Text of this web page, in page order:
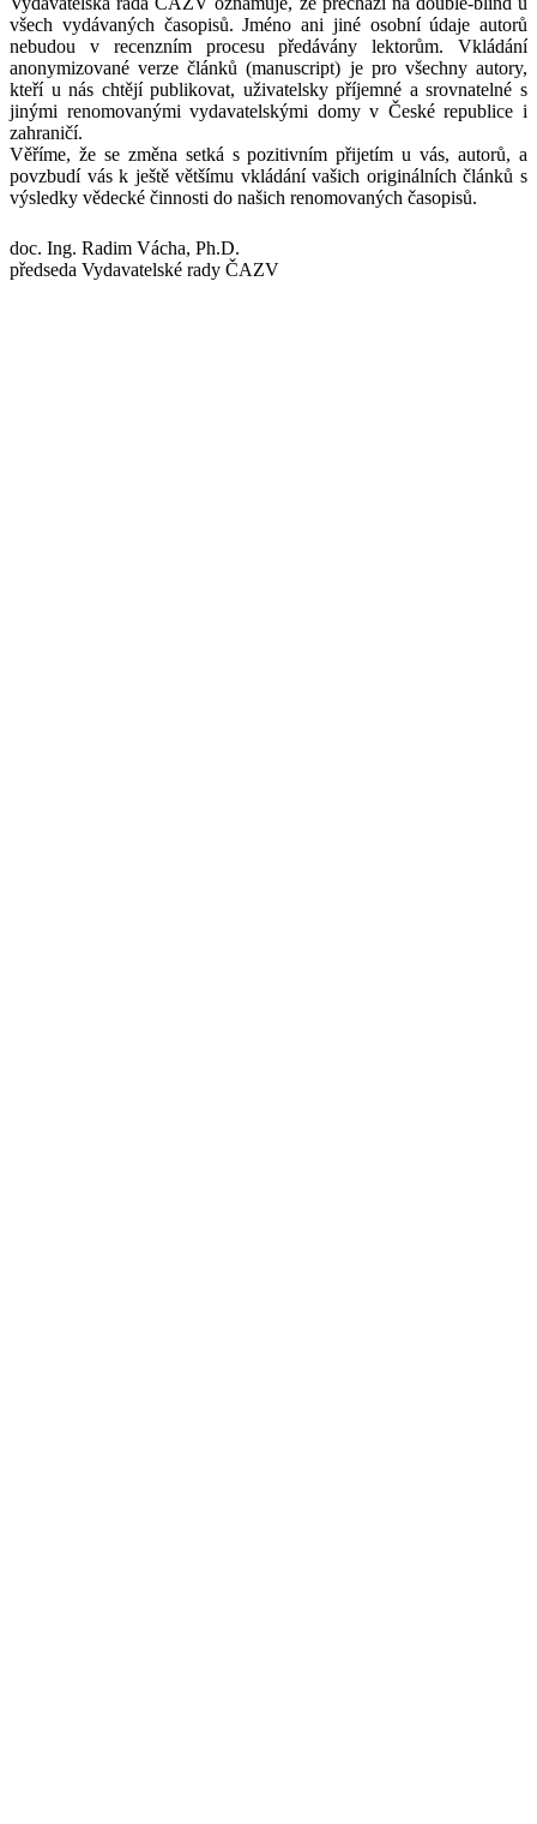
všech vydávaných časopisů. Jméno ani jiné osobní údaje autorů
nebudou v recenzním procesu předávány lektorům. Vkládání
anonymizované verze článků (manuscript) je pro všechny autory,
kteří u nás chtějí publikovat, uživatelsky příjemné a srovnatelné s
jinými renomovanými vydavatelskými domy v České republice i
zahraničí.
Věříme, že se změna setká s pozitivním přijetím u vás, autorů, a
povzbudí vás k ještě většímu vkládání vašich originálních článků s
výsledky vědecké činnosti do našich renomovaných časopisů.
doc. Ing. Radim Vácha, Ph.D.
předseda Vydavatelské rady ČAZV